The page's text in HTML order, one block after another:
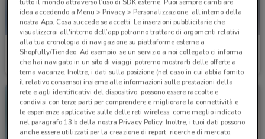
Elettrosintesi
Scade il 31/08 7.8 km
GBC
Scade il 30/09 8.3 km
tutto il mondo attraverso l’uso di SDK esterne. Puoi sempre cambiare
idea accedendo a Menu > Privacy > Personalizzazione, all’interno della
nostra App. Cosa succede se accetti: Le inserzioni pubblicitarie che
visualizzerai all'interno dell’app potranno trattare di argomenti relativi
alla tua cronologia di navigazione su piattaforme esterne a
Shopfully/Tiendeo. Ad esempio, se un servizio a noi collegato ci informa
che hai navigato in un sito di viaggi, potremo mostrarti delle offerte a
tema vacanze. Inoltre, i dati sulla posizione (nel caso in cui abbia fornito
il relativo consenso) insieme alle informazioni sulle prestazioni della
rete e agli identificativi del dispositivo, possono essere raccolte e
condivisi con terze parti per comprendere e migliorare la connettività e
le esperienze applicative sulle delle reti wireless, come meglio indicato
nel paragrafo 13.b della nostra Privacy Policy. Inoltre, i tuoi dati possono
anche essere utilizzati per la creazione di report, ricerche di mercato,